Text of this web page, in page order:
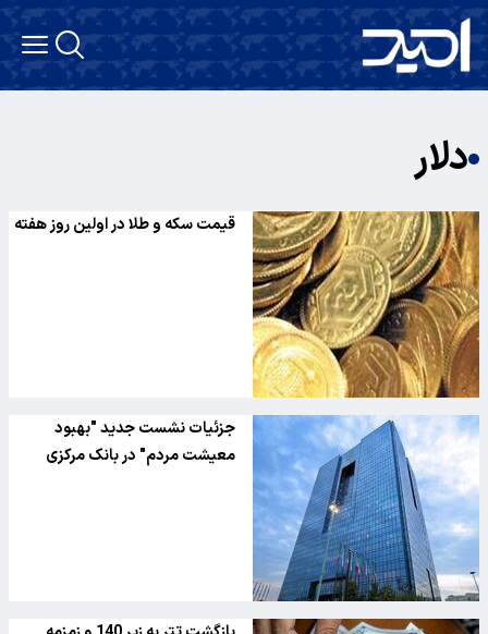
دلار
قیمت سکه و طلا در اولین روز هفته
جزئیات نشست جدید "بهبود
معیشت مردم" در بانک مرکزی